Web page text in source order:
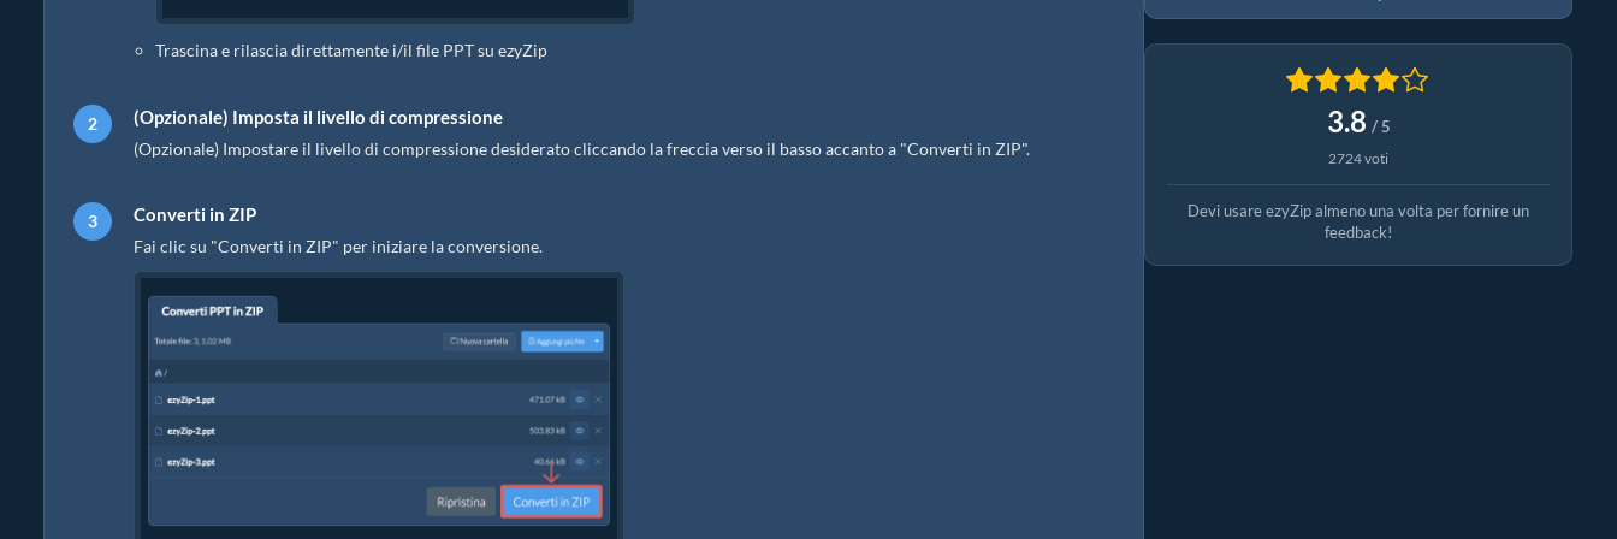
Trascina e rilascia direttamente i/il file PPT su ezyZip
(Opzionale) Imposta il livello di compressione
(Opzionale) Impostare il livello di compressione desiderato cliccando la freccia verso il basso accanto a "Converti in ZIP".
Converti in ZIP
Fai clic su "Converti in ZIP" per iniziare la conversione.
3.8 / 5
2724 voti
Devi usare ezyZip almeno una volta per fornire un
feedback!